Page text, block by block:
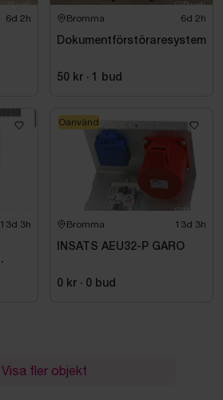
6d 2h Bromma 6d 2h
Dokumentförstöraresystem
50 kr · bud
13d 3h Bromma 13d 3h
INSATS AEU32-P GARO
0 kr · 0 bud
Oanvänd
Visa fler objekt